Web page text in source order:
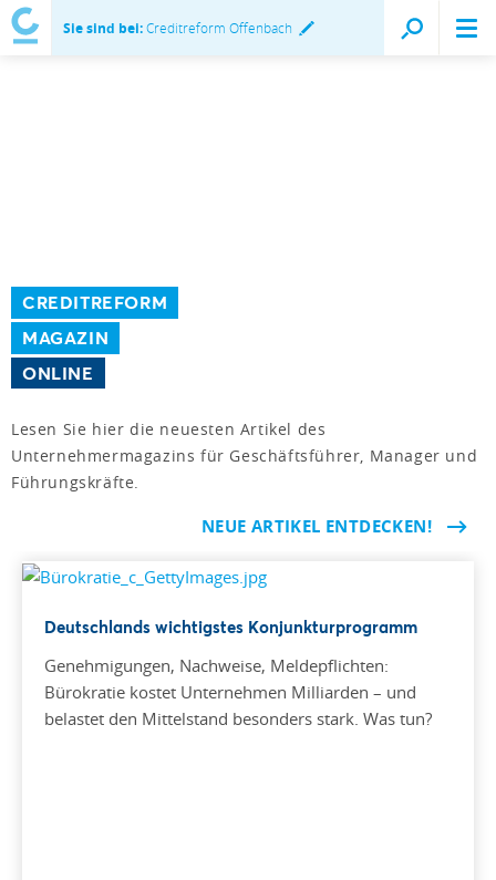
Sie sind bei:Creditreform Offenbach
CREDITREFORM
MAGAZIN
ONLINE
Lesen Sie hier die neuesten Artikel des
Unternehmermagazins für Geschäftsführer, Manager und
Führungskräfte.
NEUE ARTIKEL ENTDECKEN!
Deutschlands wichtigstes Konjunkturprogramm
Genehmigungen, Nachweise, Meldepflichten:
Bürokratie kostet Unternehmen Milliarden – und
belastet den Mittelstand besonders stark. Was tun?